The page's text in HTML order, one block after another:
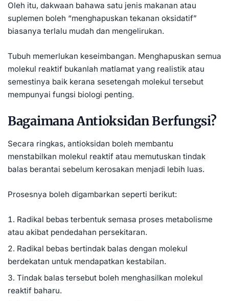
Oleh itu, dakwaan bahawa satu jenis makanan atau
suplemen boleh “menghapuskan tekanan oksidatif”
biasanya terlalu mudah dan mengelirukan.
Tubuh memerlukan keseimbangan. Menghapuskan semua
molekul reaktif bukanlah matlamat yang realistik atau
semestinya baik kerana sesetengah molekul tersebut
mempunyai fungsi biologi penting.
Bagaimana Antioksidan Berfungsi?
Secara ringkas, antioksidan boleh membantu
menstabilkan molekul reaktif atau memutuskan tindak
balas berantai sebelum kerosakan menjadi lebih luas.
Prosesnya boleh digambarkan seperti berikut:
Radikal bebas terbentuk semasa proses metabolisme
atau akibat pendedahan persekitaran.
Radikal bebas bertindak balas dengan molekul
berdekatan untuk mendapatkan kestabilan.
Tindak balas tersebut boleh menghasilkan molekul
reaktif baharu.